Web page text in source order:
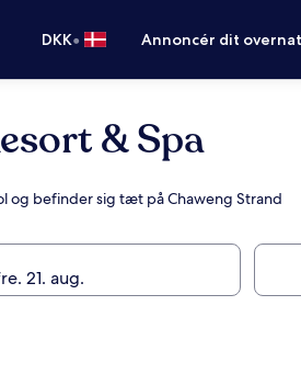
DKK• Annoncér dit
& Spa
og befinder sig tæt på Chaweng Strand